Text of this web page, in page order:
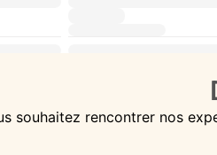
souhaitez rencontrer nos